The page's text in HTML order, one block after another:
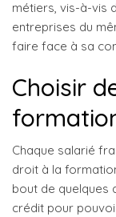
métiers, vis-à-vis
entreprises du
faire face à sa
Choisir
Chaque salarié
droit à la
bout de quelques
crédit pour